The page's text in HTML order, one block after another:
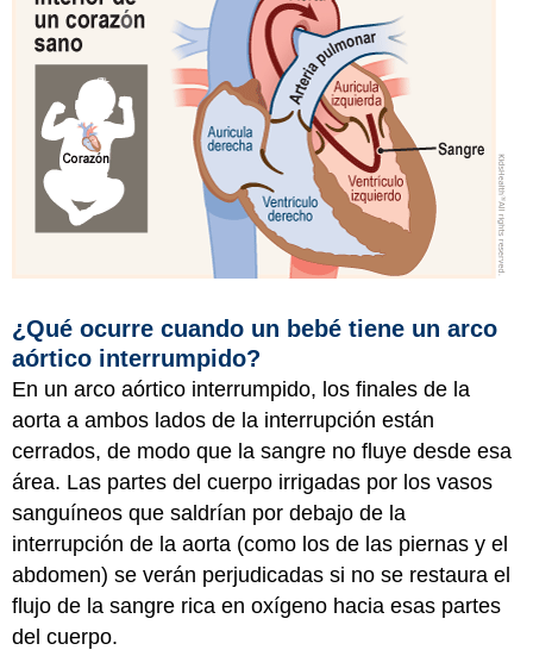
¿Qué ocurre cuando un bebé tiene un arco
aórtico interrumpido?
En un arco aórtico interrumpido, los finales de la
aorta a ambos lados de la interrupción están
cerrados, de modo que la sangre no fluye desde esa
área. Las partes del cuerpo irrigadas por los vasos
sanguíneos que saldrían por debajo de la
interrupción de la aorta (como los de las piernas y el
abdomen) se verán perjudicadas si no se restaura el
flujo de la sangre rica en oxígeno hacia esas partes
del cuerpo.